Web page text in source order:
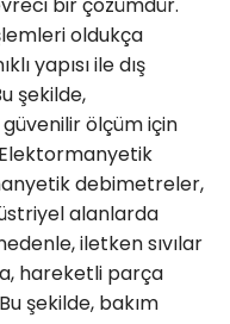
bir çözümdür.
oldukça
yapısı ile dış
şekilde,
ölçüm için
debimetreler,
alanlarda
iletken sıvılar
hareketli parça
şekilde, bakım